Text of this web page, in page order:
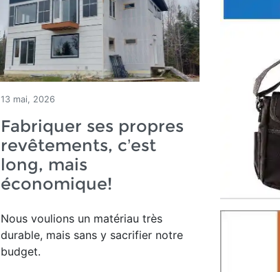
13 mai, 2026
Fabriquer ses propres
revêtements, c’est
long, mais
économique!
Nous voulions un matériau très
durable, mais sans y sacrifier notre
budget.